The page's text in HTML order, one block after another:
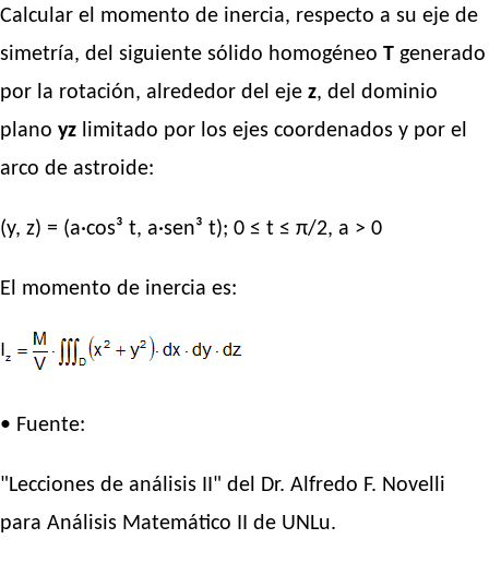
Calcular el momento de inercia, respecto a su eje de
simetría, del siguiente sólido homogéneo T generado
por la rotación, alrededor del eje z, del dominio
plano yz limitado por los ejes coordenados y por el
arco de astroide:
(y, z) = (a·cos³ t, a·sen³ t); 0 ≤ t ≤ π/2, a > 0
El momento de inercia es:
• Fuente:
"Lecciones de análisis II" del Dr. Alfredo F. Novelli
para Análisis Matemático II de UNLu.